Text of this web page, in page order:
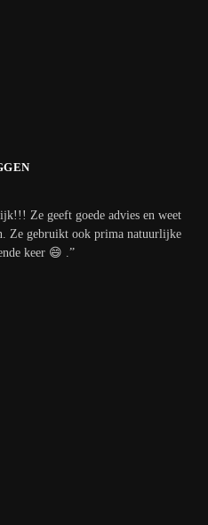
Ze geeft goede advies en weet
Ze gebruikt ook prima natuurlijke
keer 😄 .”